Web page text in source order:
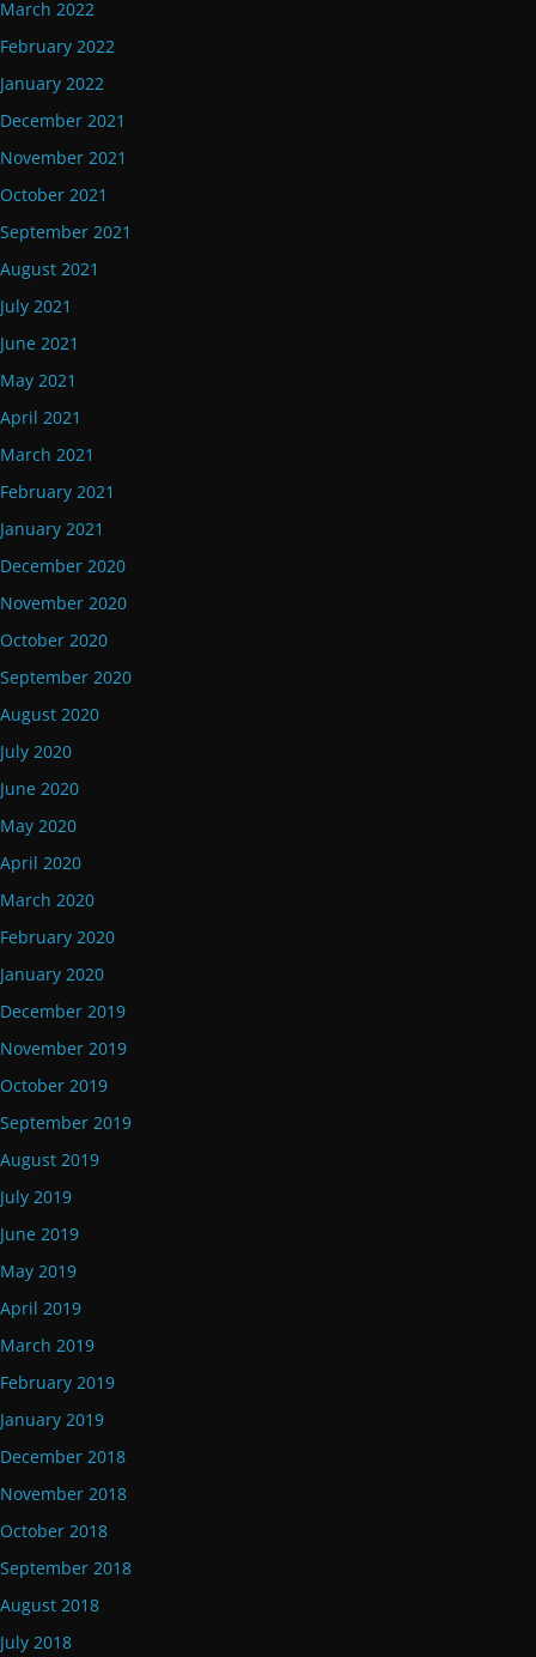
March 2022
February 2022
January 2022
December 2021
November 2021
October 2021
September 2021
August 2021
July 2021
June 2021
May 2021
April 2021
March 2021
February 2021
January 2021
December 2020
November 2020
October 2020
September 2020
August 2020
July 2020
June 2020
May 2020
April 2020
March 2020
February 2020
January 2020
December 2019
November 2019
October 2019
September 2019
August 2019
July 2019
June 2019
May 2019
April 2019
March 2019
February 2019
January 2019
December 2018
November 2018
October 2018
September 2018
August 2018
July 2018